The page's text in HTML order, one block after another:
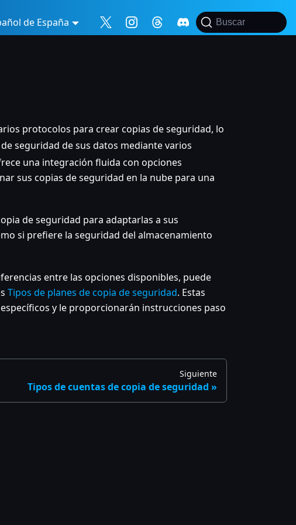
de España Buscar
protocolos para crear copias de seguridad, lo
seguridad de sus datos mediante varios
una integración fluida con opciones
sus copias de seguridad en la nube para una
de seguridad para adaptarlas a sus
si prefiere la seguridad del almacenamiento
entre las opciones disponibles, puede
Tipos de planes de copia de seguridad. Estas
y le proporcionarán instrucciones paso
Siguiente
Tipos de cuentas de copia de seguridad